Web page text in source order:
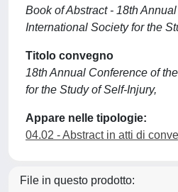
Book of Abstract - 18th
International Society for the
Titolo convegno
18th Annual Conference of
for the Study of Self-Injury,
Appare nelle tipologie:
04.02 - Abstract in atti di
File in questo prodotto: